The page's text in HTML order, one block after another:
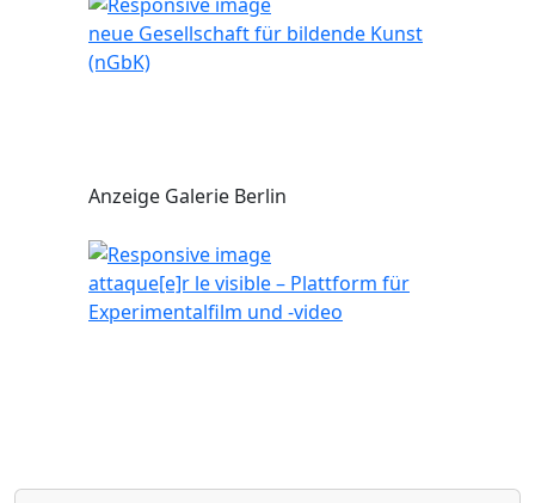
neue Gesellschaft für bildende Kunst
(nGbK)
Anzeige Galerie Berlin
attaque[e]r le visible – Plattform für
Experimentalfilm und -video